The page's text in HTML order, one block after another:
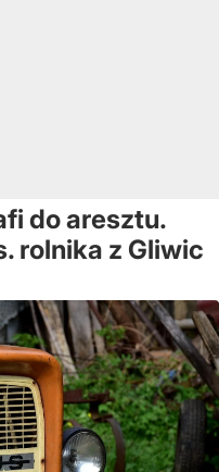
do aresztu.
rolnika z Gliwic